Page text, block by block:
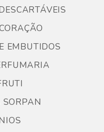
EMBUTIDOS